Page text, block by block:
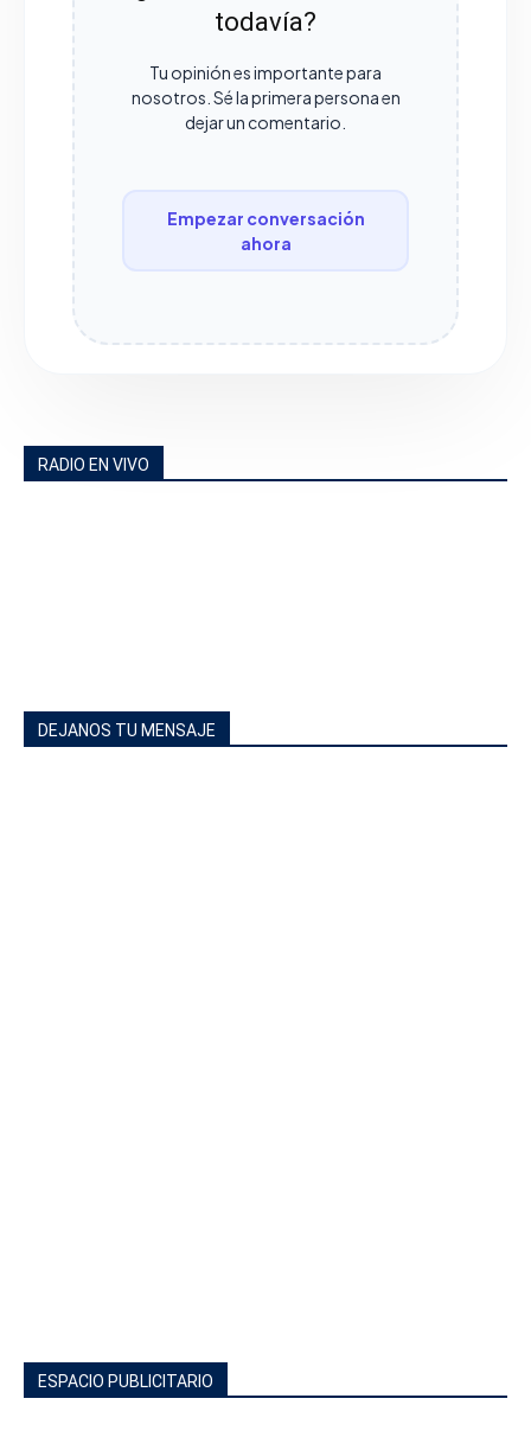
todavía?
Tu opinión es importante para
nosotros. Sé la primera persona en
dejar un comentario.
Empezar conversación
ahora
RADIO EN VIVO
DEJANOS TU MENSAJE
ESPACIO PUBLICITARIO